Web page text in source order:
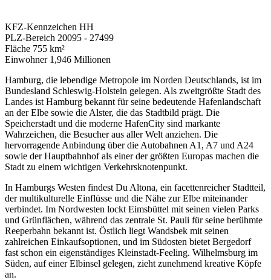
KFZ-Kennzeichen HH
PLZ-Bereich 20095 - 27499
Fläche 755 km²
Einwohner 1,946 Millionen
Hamburg, die lebendige Metropole im Norden Deutschlands, ist im
Bundesland Schleswig-Holstein gelegen. Als zweitgrößte Stadt des
Landes ist Hamburg bekannt für seine bedeutende Hafenlandschaft
an der Elbe sowie die Alster, die das Stadtbild prägt. Die
Speicherstadt und die moderne HafenCity sind markante
Wahrzeichen, die Besucher aus aller Welt anziehen. Die
hervorragende Anbindung über die Autobahnen A1, A7 und A24
sowie der Hauptbahnhof als einer der größten Europas machen die
Stadt zu einem wichtigen Verkehrsknotenpunkt.
In Hamburgs Westen findest Du Altona, ein facettenreicher Stadtteil,
der multikulturelle Einflüsse und die Nähe zur Elbe miteinander
verbindet. Im Nordwesten lockt Eimsbüttel mit seinen vielen Parks
und Grünflächen, während das zentrale St. Pauli für seine berühmte
Reeperbahn bekannt ist. Östlich liegt Wandsbek mit seinen
zahlreichen Einkaufsoptionen, und im Südosten bietet Bergedorf
fast schon ein eigenständiges Kleinstadt-Feeling. Wilhelmsburg im
Süden, auf einer Elbinsel gelegen, zieht zunehmend kreative Köpfe
an.